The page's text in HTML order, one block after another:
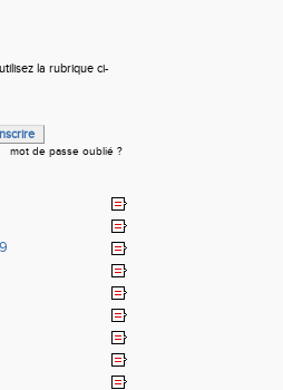
la rubrique ci-
mot de passe oublié ?